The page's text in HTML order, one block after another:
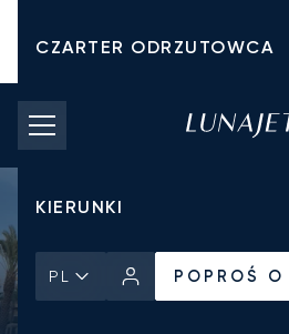
CZARTER ODRZUTOWCA
KOSZTY CZARTERU
PRYWATNE ODRZUTOWCE
KIERUNKI
PL POPROŚ O